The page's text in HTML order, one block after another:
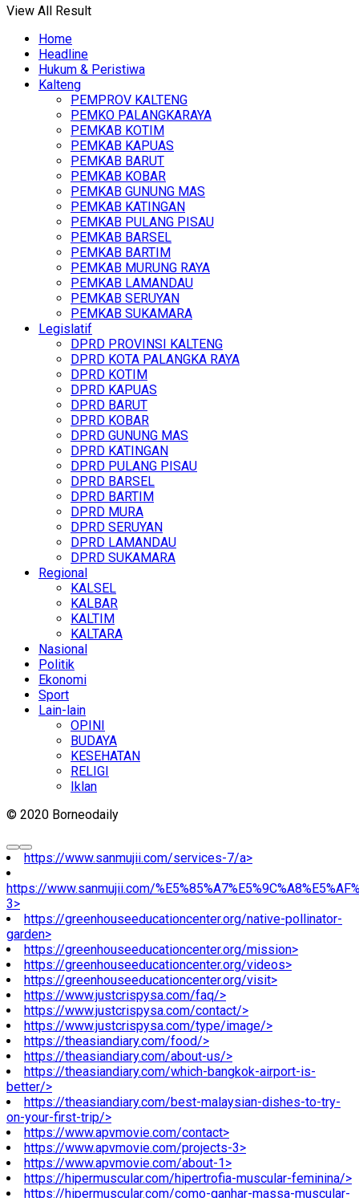
View All Result
Home
Headline
Hukum & Peristiwa
Kalteng
PEMPROV KALTENG
PEMKO PALANGKARAYA
PEMKAB KOTIM
PEMKAB KAPUAS
PEMKAB BARUT
PEMKAB KOBAR
PEMKAB GUNUNG MAS
PEMKAB KATINGAN
PEMKAB PULANG PISAU
PEMKAB BARSEL
PEMKAB BARTIM
PEMKAB MURUNG RAYA
PEMKAB LAMANDAU
PEMKAB SERUYAN
PEMKAB SUKAMARA
Legislatif
DPRD PROVINSI KALTENG
DPRD KOTA PALANGKA RAYA
DPRD KOTIM
DPRD KAPUAS
DPRD BARUT
DPRD KOBAR
DPRD GUNUNG MAS
DPRD KATINGAN
DPRD PULANG PISAU
DPRD BARSEL
DPRD BARTIM
DPRD MURA
DPRD SERUYAN
DPRD LAMANDAU
DPRD SUKAMARA
Regional
KALSEL
KALBAR
KALTIM
KALTARA
Nasional
Politik
Ekonomi
Sport
Lain-lain
OPINI
BUDAYA
KESEHATAN
RELIGI
Iklan
© 2020 Borneodaily
https://www.sanmujii.com/services-7/a>
https://www.sanmujii.com/
3>
https://greenhouseeducationcenter.org/native-pollinator-
garden>
https://greenhouseeducationcenter.org/mission>
https://greenhouseeducationcenter.org/videos>
https://greenhouseeducationcenter.org/visit>
https://www.justcrispysa.com/faq/>
https://www.justcrispysa.com/contact/>
https://www.justcrispysa.com/type/image/>
https://theasiandiary.com/food/>
https://theasiandiary.com/about-us/>
https://theasiandiary.com/which-bangkok-airport-is-
better/>
https://theasiandiary.com/best-malaysian-dishes-to-try-
on-your-first-trip/>
https://www.apvmovie.com/contact>
https://www.apvmovie.com/projects-3>
https://www.apvmovie.com/about-1>
https://hipermuscular.com/hipertrofia-muscular-feminina/>
https://hipermuscular.com/como-ganhar-massa-muscular-